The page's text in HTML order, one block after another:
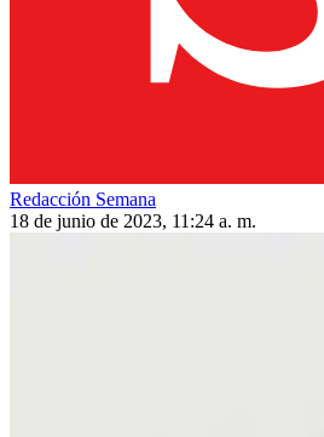
Redacción Semana
18 de junio de 2023, 11:24 a. m.